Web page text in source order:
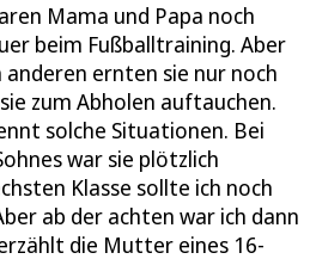
Mama und Papa noch
beim Fußballtraining. Aber
ernten sie nur noch
zum Abholen auftauchen.
solche Situationen. Bei
war sie plötzlich
Klasse sollte ich noch
ab der achten war ich dann
die Mutter eines 16-